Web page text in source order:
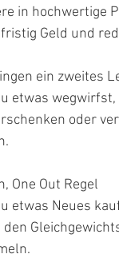
in hochwertige
Geld und
ein zweites
etwas
oder
One Out Regel
etwas Neues
den